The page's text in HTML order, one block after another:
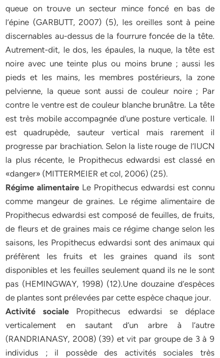
queue on trouve un secteur mince foncé en bas de
l’épine (GARBUTT, 2007) (5), les oreilles sont à peine
discernables au-dessus de la fourrure foncée de la tête.
Autrement-dit, le dos, les épaules, la nuque, la tête est
noire avec une teinte plus ou moins brune ; aussi les
pieds et les mains, les membres postérieurs, la zone
pelvienne, la queue sont aussi de couleur noire ; Par
contre le ventre est de couleur blanche brunâtre. La tête
est très mobile accompagnée d’une posture verticale. Il
est quadrupède, sauteur vertical mais rarement il
progresse par brachiation. Selon la liste rouge de l’IUCN
la plus récente, le Propithecus edwardsi est classé en
«danger» (MITTERMEIER et col, 2006) (25).
Régime alimentaire Le Propithecus edwardsi est connu
comme mangeur de graines. Le régime alimentaire de
Propithecus edwardsi est composé de feuilles, de fruits,
de fleurs et de graines mais ce régime change selon les
saisons, les Propithecus edwardsi sont des animaux qui
préfèrent les fruits et les graines quand ils sont
disponibles et les feuilles seulement quand ils ne le sont
pas (HEMINGWAY, 1998) (12).Une douzaine d’espèces
de plantes sont prélevées par cette espèce chaque jour.
Activité sociale Propithecus edwardsi se déplace
verticalement en sautant d’un arbre à l’autre
(RANDRIANASY, 2008) (39) et vit par groupe de 3 à 9
individus ; il possède des activités sociales très